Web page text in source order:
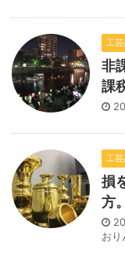
工
非
課
工
損
方。
おり